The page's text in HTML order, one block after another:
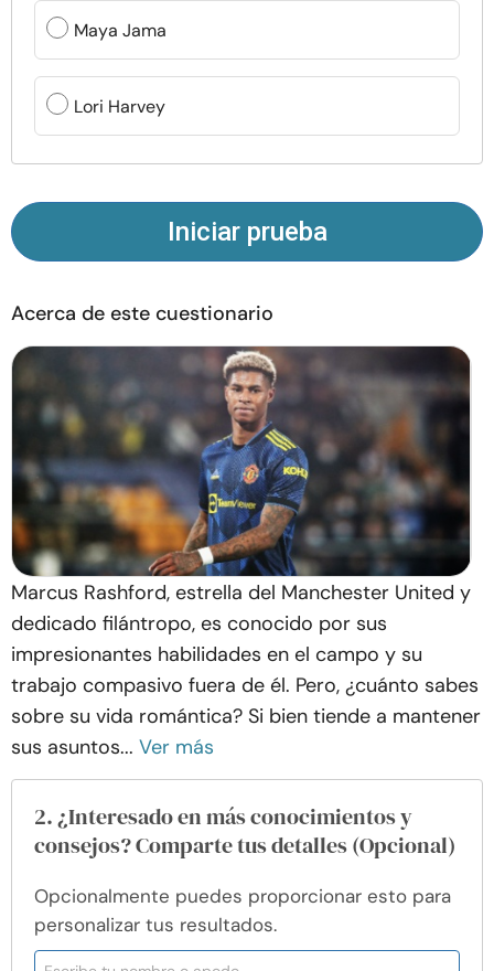
Encuentra un terapeuta
Idioma
nosotros
© Copyright 2026. Todos los derechos reservados.
Maya Jama
Lori Harvey
Iniciar prueba
Acerca de este cuestionario
Marcus Rashford, estrella del Manchester United y
dedicado filántropo, es conocido por sus
impresionantes habilidades en el campo y su
trabajo compasivo fuera de él. Pero, ¿cuánto sabes
sobre su vida romántica? Si bien tiende a mantener
sus asuntos... Ver más
2. ¿Interesado en más conocimientos y
consejos? Comparte tus detalles (Opcional)
Opcionalmente puedes proporcionar esto para
personalizar tus resultados.